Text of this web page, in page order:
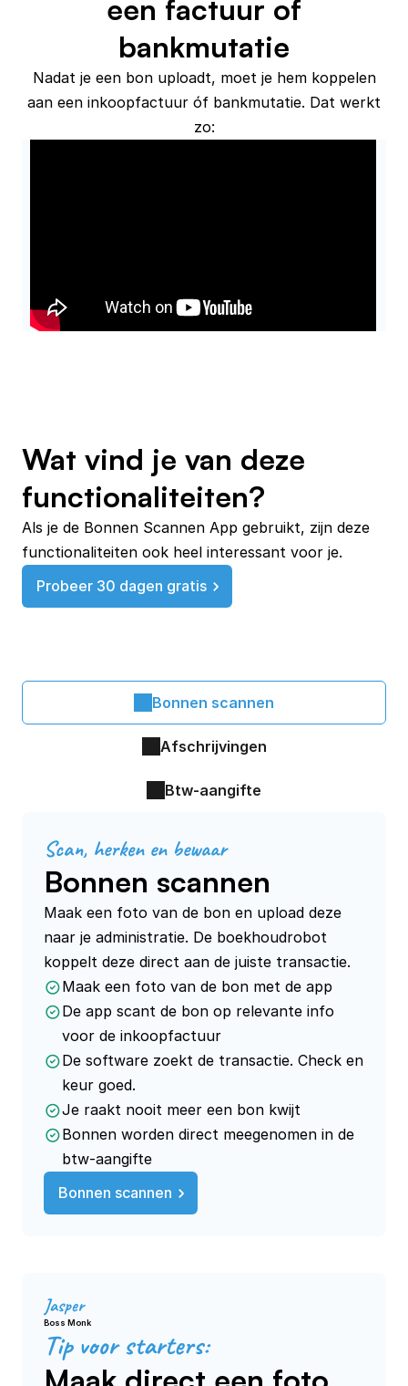
een factuur of
bankmutatie
Nadat je een bon uploadt, moet je hem koppelen
aan een inkoopfactuur óf bankmutatie. Dat werkt
zo:
Wat vind je van deze
functionaliteiten?
Als je de Bonnen Scannen App gebruikt, zijn deze
Probeer 30 dagen gratis
Bonnen scannen
Afschrijvingen
Btw-aangifte
Scan, herken en bewaar
Bonnen scannen
Maak een foto van de bon en upload deze
naar je administratie. De boekhoudrobot
Maak een foto van de bon met de app
De app scant de bon op relevante info
voor de inkoopfactuur
De software zoekt de transactie. Check en
keur goed.
Je raakt nooit meer een bon kwijt
Bonnen worden direct meegenomen in de
btw-aangifte
Bonnen scannen
Jasper
Boss Monk
Tip voor starters: